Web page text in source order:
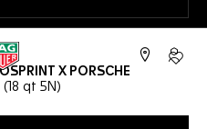
X PORSCHE
qt 5N)